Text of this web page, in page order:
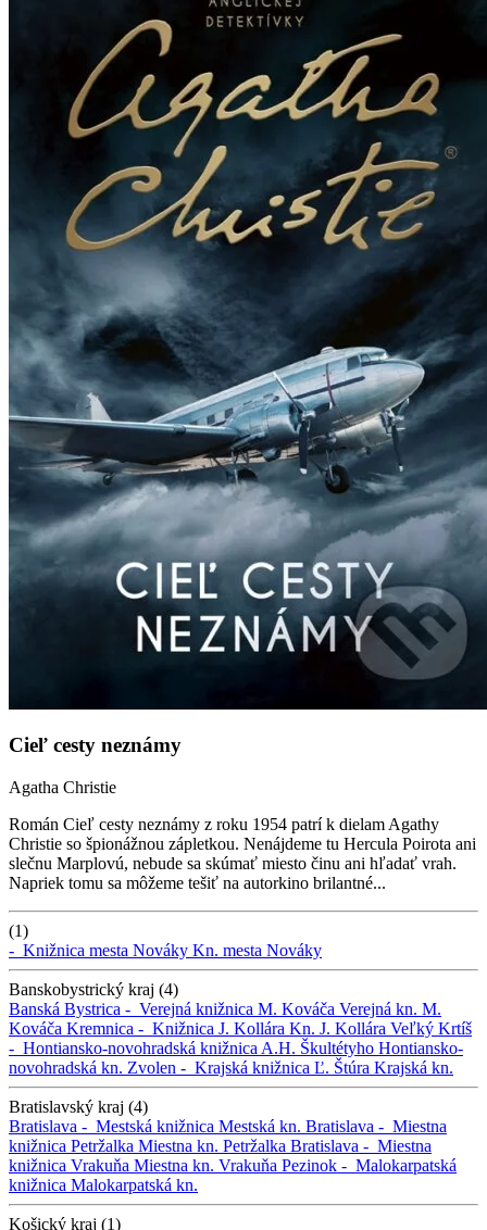
Cieľ cesty neznámy
Agatha Christie
Román Cieľ cesty neznámy z roku 1954 patrí k dielam Agathy
Christie so špionážnou zápletkou. Nenájdeme tu Hercula Poirota ani
slečnu Marplovú, nebude sa skúmať miesto činu ani hľadať vrah.
Napriek tomu sa môžeme tešiť na autorkino brilantné...
(1)
- Knižnica mesta Nováky Kn. mesta Nováky
Banskobystrický kraj (4)
Banská Bystrica - Verejná knižnica M. Kováča Verejná kn. M.
Kováča Kremnica - Knižnica J. Kollára Kn. J. Kollára Veľký Krtíš
- Hontiansko-novohradská knižnica A.H. Škultétyho Hontiansko-
novohradská kn. Zvolen - Krajská knižnica Ľ. Štúra Krajská kn.
Bratislavský kraj (4)
Bratislava - Mestská knižnica Mestská kn. Bratislava - Miestna
knižnica Petržalka Miestna kn. Petržalka Bratislava - Miestna
knižnica Vrakuňa Miestna kn. Vrakuňa Pezinok - Malokarpatská
knižnica Malokarpatská kn.
Košický kraj (1)